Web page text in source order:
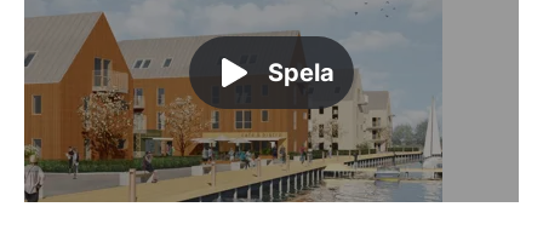
Spela